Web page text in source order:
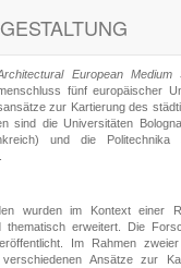
European
fünf europäischer
zur Kartierung des
sind die Universitäten
und die
wurden im Kontext einer
thematisch erweitert. Die
Im Rahmen
Ansätze zur